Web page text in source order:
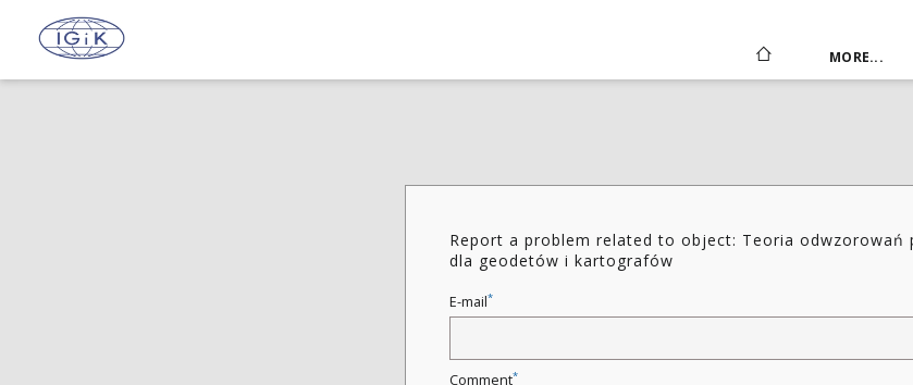
MORE...
Report a problem related to object: Teoria odwzorowań
dla geodetów i kartografów
E-mail*
Comment*